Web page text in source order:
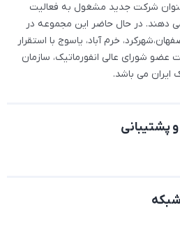
شرکت جدید مشغول به فعالیت
دهند. در حال حاضر این مجموعه در
خرم آباد، یاسوج با استقرار
عضو شورای عالی انفورماتیک، سازمان
ایران می باشد.
پشتیبانی